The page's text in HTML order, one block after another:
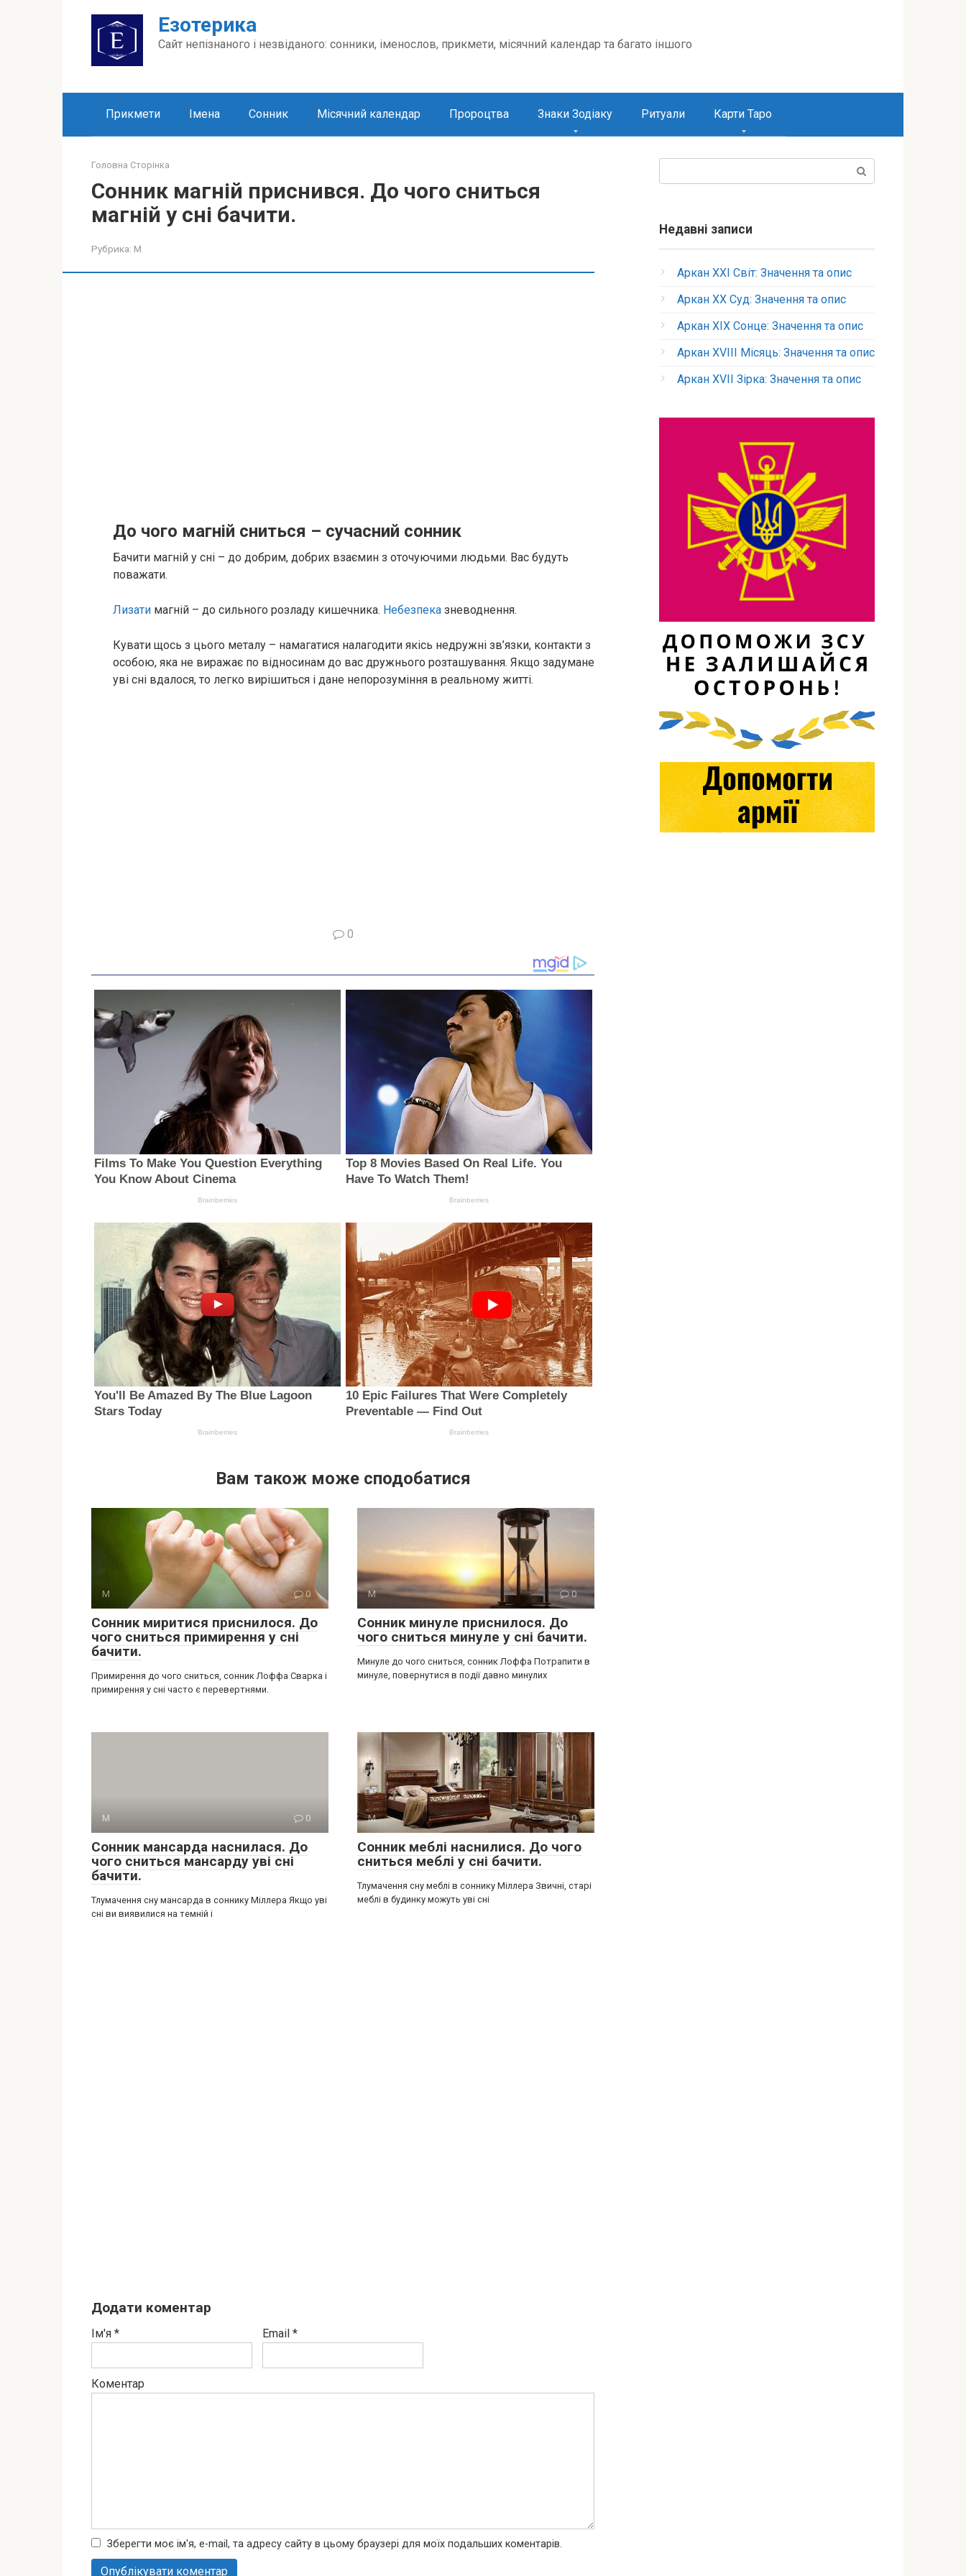
Езотерика
Сайт непізнаного і незвіданого: сонники, іменослов, прикмети, місячний календар та багато іншого
Прикмети Імена Сонник Місячний календар Пророцтва Знаки Зодіаку Ритуали Карти Таро
Головна Сторінка
Сонник магній приснився. До чого сниться
магній у сні бачити.
Рубрика: М
До чого магній сниться – сучасний сонник
Бачити магній у сні – до добрим, добрих взаємин з оточуючими людьми. Вас будуть
поважати.
Лизати магній – до сильного розладу кишечника. Небезпека зневоднення.
Кувати щось з цього металу – намагатися налагодити якісь недружні зв’язки, контакти з
особою, яка не виражає по відносинам до вас дружнього розташування. Якщо задумане
уві сні вдалося, то легко вирішиться і дане непорозуміння в реальному житті.
0
Вам також може сподобатися
М 0
Сонник миритися приснилося. До
чого сниться примирення у сні
бачити.
Примирення до чого сниться, сонник Лоффа Сварка і
примирення у сні часто є перевертнями.
М 0
Сонник минуле приснилося. До
чого сниться минуле у сні бачити.
Минуле до чого сниться, сонник Лоффа Потрапити в
минуле, повернутися в події давно минулих
М 0
Сонник мансарда наснилася. До
чого сниться мансарду уві сні
бачити.
Тлумачення сну мансарда в соннику Міллера Якщо уві
сні ви виявилися на темній і
М 0
Сонник меблі наснилися. До чого
сниться меблі у сні бачити.
Тлумачення сну меблі в соннику Міллера Звичні, старі
меблі в будинку можуть уві сні
Додати коментар
Ім'я * Email *
Коментар
Зберегти моє ім'я, e-mail, та адресу сайту в цьому браузері для моїх подальших коментарів.
Недавні записи
Аркан XXI Світ: Значення та опис
Аркан XX Суд: Значення та опис
Аркан XIX Сонце: Значення та опис
Аркан XVIII Місяць: Значення та опис
Аркан XVII Зірка: Значення та опис